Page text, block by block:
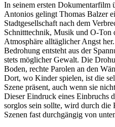
In seinem ersten Dokumentarfilm
Antonios gelingt Thomas Balzer
Stadtgesellschaft nach dem
Schnitttechnik, Musik und O-Ton
Atmosphäre alltäglicher Angst
Bedrohung entsteht aus der
stets möglicher Gewalt. Die
Boden, rechte Parolen an den
Dort, wo Kinder spielen, ist die
Szene präsent, auch wenn sie
Dieser Eindruck eines Einbruchs
sorglos sein sollte, wird durch die
Szenen fast durchgängig von